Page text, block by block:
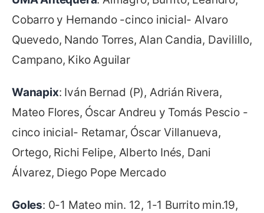
Cobarro y Hernando -cinco inicial- Alvaro
Quevedo, Nando Torres, Alan Candia, Davilillo,
Campano, Kiko Aguilar
Wanapix: Iván Bernad (P), Adrián Rivera,
Mateo Flores, Óscar Andreu y Tomás Pescio -
cinco inicial- Retamar, Óscar Villanueva,
Ortego, Richi Felipe, Alberto Inés, Dani
Álvarez, Diego Pope Mercado
Goles: 0-1 Mateo min. 12, 1-1 Burrito min.19,